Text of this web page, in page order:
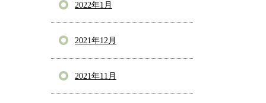
2022年1月
2021年12月
2021年11月